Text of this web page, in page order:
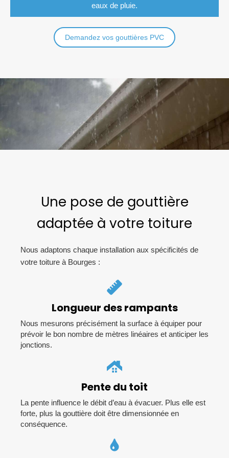
eaux de pluie.
Demandez vos gouttières PVC
Une pose de gouttière
adaptée à votre toiture
Nous adaptons chaque installation aux spécificités de
votre toiture à Bourges :
Longueur des rampants
Nous mesurons précisément la surface à équiper pour
prévoir le bon nombre de mètres linéaires et anticiper les
jonctions.
Pente du toit
La pente influence le débit d’eau à évacuer. Plus elle est
forte, plus la gouttière doit être dimensionnée en
conséquence.